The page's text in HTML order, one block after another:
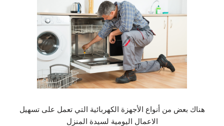
هناك بعض من أنواع الأجهزة الكهربائية التي تعمل على تسهيل
الاعمال اليومية لسيدة المنزل